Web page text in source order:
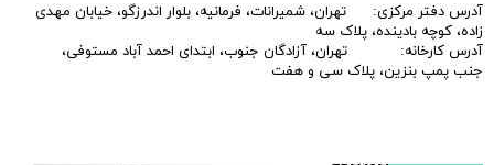
آدرس دفتر مرکزی: تهران، شمیرانات، فرمانیه، بلوار اندرزگو، خیابان مهدی
زاده، کوچه بادینده، پلاک سه
آدرس کارخانه: تهران، آزادگان جنوب، ابتدای احمد آباد مستوفی،
جنب پمپ بنزین، پلاک سی و هفت